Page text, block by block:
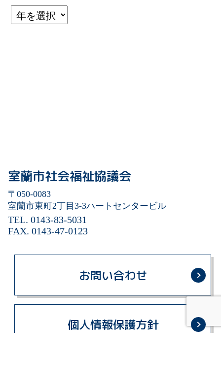
室蘭市社会福祉協議会
〒050-0083
室蘭市東町2丁目3-3ハートセンタービル
TEL. 0143-83-5031
FAX. 0143-47-0123
お問い合わせ
個人情報保護方針